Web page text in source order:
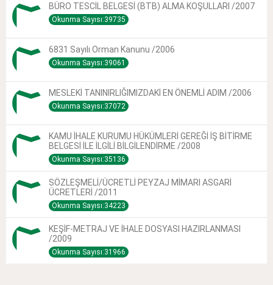
BÜRO TESCİL BELGESİ (BTB) ALMA KOŞULLARI /2007
Okunma Sayısı:39735
6831 Sayılı Orman Kanunu /2006
Okunma Sayısı:39061
MESLEKİ TANINIRLIĞIMIZDAKİ EN ÖNEMLİ ADIM /2006
Okunma Sayısı:37072
KAMU İHALE KURUMU HÜKÜMLERİ GEREĞİ İŞ BİTİRME
BELGESİ İLE İLGİLİ BİLGİLENDİRME /2008
Okunma Sayısı:35136
SÖZLEŞMELİ/ÜCRETLİ PEYZAJ MİMARI ASGARİ
ÜCRETLERİ /2011
Okunma Sayısı:34223
KEŞİF-METRAJ VE İHALE DOSYASI HAZIRLANMASI
/2009
Okunma Sayısı:31966